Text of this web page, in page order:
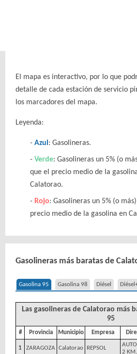
El mapa es interactivo, por lo que
detalle de cada estación de servicio
los marcadores del mapa.
Leyenda:
Azul : Gasolineras.
Verde: Gasolineras un 5% (o
que el precio medio de la
Calatorao.
Rojo: Gasolineras un 5% (o
precio medio de la gasolina en
Gasolineras más baratas de
Gasolina 95 Gasolina 98 Diésel
Las gasolineras de Calatorao más
95
# Provincia Municipio Empresa
1 ZARAGOZA Calatorao REPSOL
2